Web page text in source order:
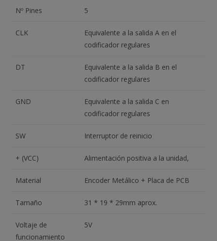
Nº Pines 5
CLK
Equivalente a la salida A en el
codificador regulares
DT
Equivalente a la salida B en el
codificador regulares
GND
Equivalente a la salida C en
codificador regulares
SW Interruptor de reinicio
+ (VCC) Alimentación positiva a la unidad,
Material Encoder Metálico + Placa de PCB
Tamaño 31 * 19 * 29mm aprox.
Voltaje de
funcionamiento
5V